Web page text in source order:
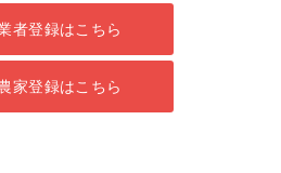
者登録はこちら
家登録はこちら